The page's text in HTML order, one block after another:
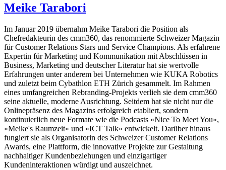
Meike Tarabori
Im Januar 2019 übernahm Meike Tarabori die Position als
Chefredakteurin des cmm360, das renommierte Schweizer Magazin
für Customer Relations Stars und Service Champions. Als erfahrene
Expertin für Marketing und Kommunikation mit Abschlüssen in
Business, Marketing und deutscher Literatur hat sie wertvolle
Erfahrungen unter anderem bei Unternehmen wie KUKA Robotics
und zuletzt beim Cybathlon ETH Zürich gesammelt. Im Rahmen
eines umfangreichen Rebranding-Projekts verlieh sie dem cmm360
seine aktuelle, moderne Ausrichtung. Seitdem hat sie nicht nur die
Onlinepräsenz des Magazins erfolgreich etabliert, sondern
kontinuierlich neue Formate wie die Podcasts «Nice To Meet You»,
«Meike's Raumzeit» und «ICT Talk» entwickelt. Darüber hinaus
fungiert sie als Organisatorin des Schweizer Customer Relations
Awards, eine Plattform, die innovative Projekte zur Gestaltung
nachhaltiger Kundenbeziehungen und einzigartiger
Kundeninteraktionen würdigt und auszeichnet.